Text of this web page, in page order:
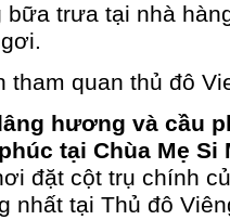
bữa trưa tại nhà
tham quan thủ đô
hương và cầu
tại Chùa Mẹ Si
đặt cột trụ chính
nhất tại Thủ đô